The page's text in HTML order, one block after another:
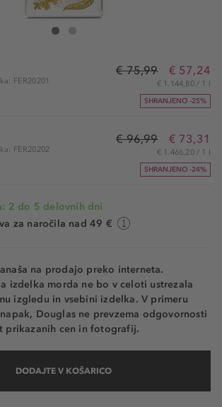
Salvatore Ferragamo Savane di Seta Eau de Parfum
FER20201
€ 75,99 € 57,24
€ 1.144,80 / 1 l
SHRANJENO -25%
FER20202
€ 96,99 € 73,31
€ 1.466,20 / 1 l
SHRANJENO -24%
2 do 5 delovnih dni
za naročila nad 49 €
na prodajo preko interneta.
izdelka morda ne bo v celoti ustrezala
izgledu in vsebini izdelka. V primeru
Douglas ne prevzema odgovornosti
prikazanih cen in fotografij.
DODAJTE V KOŠARICO